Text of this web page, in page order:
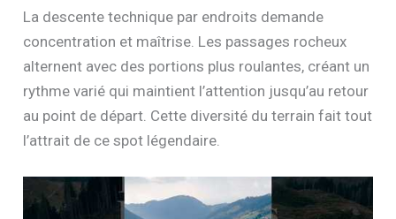
La descente technique par endroits demande
concentration et maîtrise. Les passages rocheux
alternent avec des portions plus roulantes, créant un
rythme varié qui maintient l’attention jusqu’au retour
au point de départ. Cette diversité du terrain fait tout
l’attrait de ce spot légendaire.